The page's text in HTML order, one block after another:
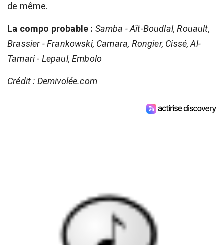
de même.
La compo probable : Samba - Aït-Boudlal, Rouault,
Brassier - Frankowski, Camara, Rongier, Cissé, Al-
Tamari - Lepaul, Embolo
Crédit : Demivolée.com